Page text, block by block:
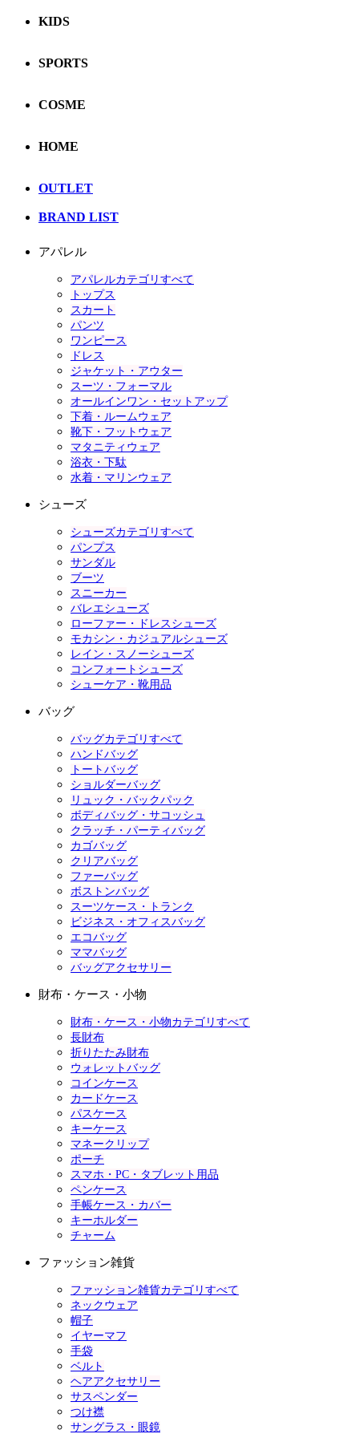
KIDS
SPORTS
COSME
HOME
OUTLET
BRAND LIST
アパレル
アパレルカテゴリすべて
トップス
スカート
パンツ
ワンピース
ドレス
ジャケット・アウター
スーツ・フォーマル
オールインワン・セットアップ
下着・ルームウェア
靴下・フットウェア
マタニティウェア
浴衣・下駄
水着・マリンウェア
シューズ
シューズカテゴリすべて
パンプス
サンダル
ブーツ
スニーカー
バレエシューズ
ローファー・ドレスシューズ
モカシン・カジュアルシューズ
レイン・スノーシューズ
コンフォートシューズ
シューケア・靴用品
バッグ
バッグカテゴリすべて
ハンドバッグ
トートバッグ
ショルダーバッグ
リュック・バックパック
ボディバッグ・サコッシュ
クラッチ・パーティバッグ
カゴバッグ
クリアバッグ
ファーバッグ
ボストンバッグ
スーツケース・トランク
ビジネス・オフィスバッグ
エコバッグ
ママバッグ
バッグアクセサリー
財布・ケース・小物
財布・ケース・小物カテゴリすべて
長財布
折りたたみ財布
ウォレットバッグ
コインケース
カードケース
パスケース
キーケース
マネークリップ
ポーチ
スマホ・PC・タブレット用品
ペンケース
手帳ケース・カバー
キーホルダー
チャーム
ファッション雑貨
ファッション雑貨カテゴリすべて
ネックウェア
帽子
イヤーマフ
手袋
ベルト
ヘアアクセサリー
サスペンダー
つけ襟
サングラス・眼鏡